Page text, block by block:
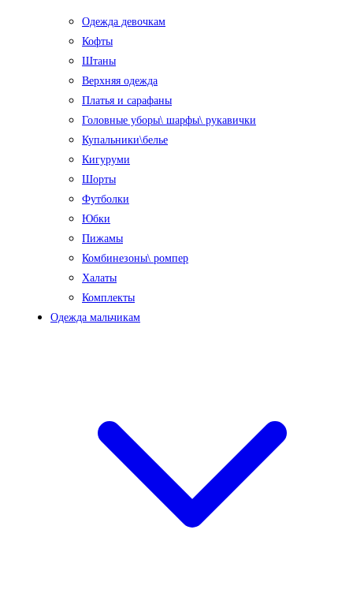
Одежда девочкам
Кофты
Штаны
Верхняя одежда
Платья и сарафаны
Головные уборы\ шарфы\ рукавички
Купальники\белье
Кигуруми
Шорты
Футболки
Юбки
Пижамы
Комбинезоны\ ромпер
Халаты
Комплекты
Одежда мальчикам